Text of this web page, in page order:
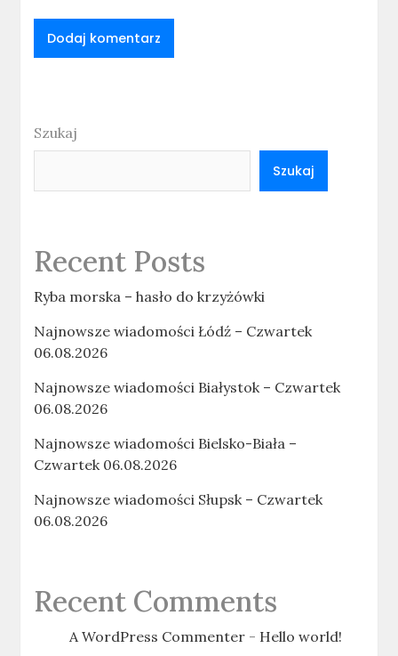
Szukaj
Szukaj
Recent Posts
Ryba morska – hasło do krzyżówki
Najnowsze wiadomości Łódź – Czwartek
06.08.2026
Najnowsze wiadomości Białystok – Czwartek
06.08.2026
Najnowsze wiadomości Bielsko-Biała –
Czwartek 06.08.2026
Najnowsze wiadomości Słupsk – Czwartek
06.08.2026
Recent Comments
A WordPress Commenter - Hello world!